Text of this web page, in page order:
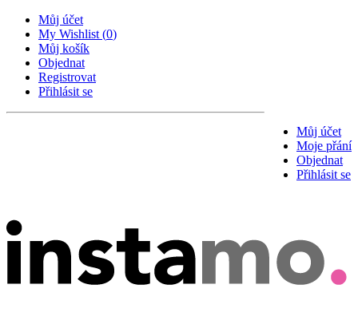
Můj účet
My Wishlist (0)
Můj košík
Objednat
Registrovat
Přihlásit se
Můj účet
Moje přání
Objednat
Přihlásit se